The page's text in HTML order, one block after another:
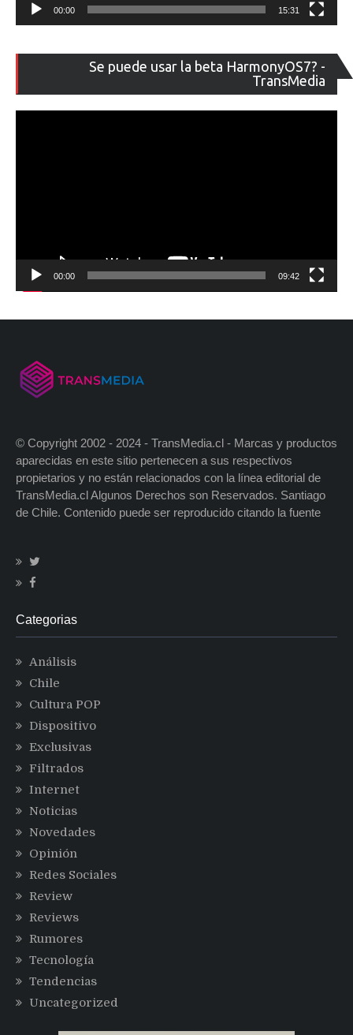
00:00 15:31
Se puede usar la beta HarmonyOS7? -
TransMedia
de
00:00 09:42
© Copyright 2002 - 2024 - TransMedia.cl - Marcas y productos
aparecidas en este sitio pertenecen a sus respectivos
propietarios y no están relacionados con la línea editorial de
TransMedia.cl Algunos Derechos son Reservados. Santiago
de Chile. Contenido puede ser reproducido citando la fuente
Categorias
Análisis
Chile
Cultura POP
Dispositivo
Exclusivas
Filtrados
Internet
Noticias
Novedades
Opinión
Redes Sociales
Review
Reviews
Rumores
Tecnología
Tendencias
Uncategorized